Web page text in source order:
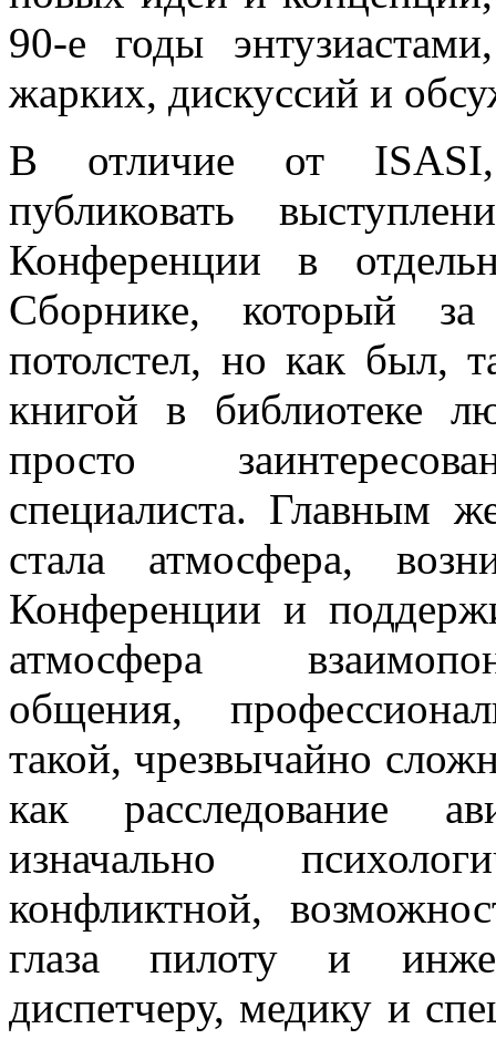
90-е годы
жарких, дискуссий и
В отличие от ISASI
публиковать
Конференции в
Сборнике, который
потолстел, но как был,
книгой в библиотеке
просто
специалиста. Главным
стала атмосфера,
Конференции и
атмосфера
общения,
такой, чрезвычайно
как расследование
изначально
конфликтной,
глаза пилоту и
диспетчеру, медику и